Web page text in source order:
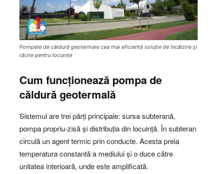
Pompele de căldură geotermale cea mai eficientă soluție de încălzire și
răcire pentru locuințe
Cum funcționează pompa de
căldură geotermală
Sistemul are trei părți principale: sursa subterană,
pompa propriu-zisă și distribuția din locuință. În subteran
circulă un agent termic prin conducte. Acesta preia
temperatura constantă a mediului și o duce către
unitatea interioară, unde este amplificată.